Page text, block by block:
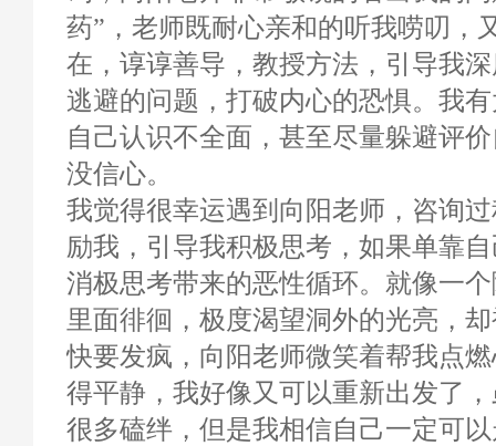
药”，老师既耐心亲和的听我唠叨，
在，谆谆善导，教授方法，引导我
逃避的问题，打破内心的恐惧。我
自己认识不全面，甚至尽量躲避评
没信心。
我觉得很幸运遇到向阳老师，咨询
励我，引导我积极思考，如果单靠
消极思考带来的恶性循环。就像一
里面徘徊，极度渴望洞外的光亮，
快要发疯，向阳老师微笑着帮我点
得平静，我好像又可以重新出发了
很多磕绊，但是我相信自己一定可